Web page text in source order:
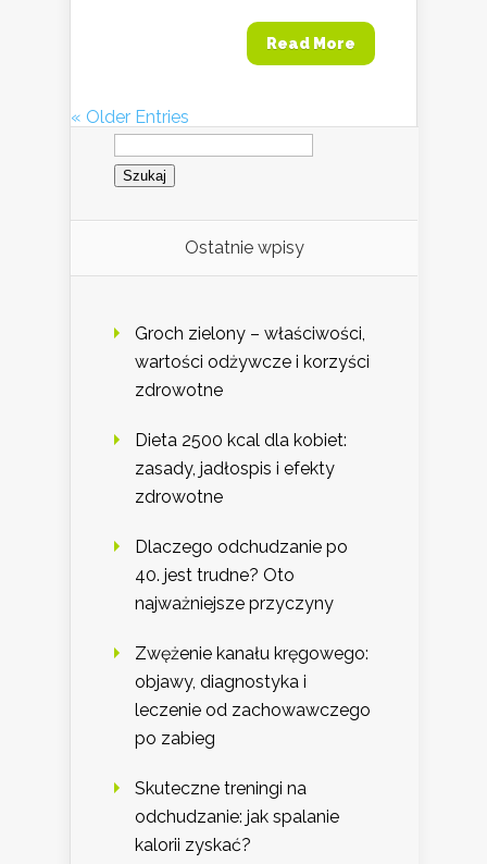
Read More
« Older Entries
Szukaj:
Ostatnie wpisy
Groch zielony – właściwości,
wartości odżywcze i korzyści
zdrowotne
Dieta 2500 kcal dla kobiet:
zasady, jadłospis i efekty
zdrowotne
Dlaczego odchudzanie po
40. jest trudne? Oto
najważniejsze przyczyny
Zwężenie kanału kręgowego:
objawy, diagnostyka i
leczenie od zachowawczego
po zabieg
Skuteczne treningi na
odchudzanie: jak spalanie
kalorii zyskać?